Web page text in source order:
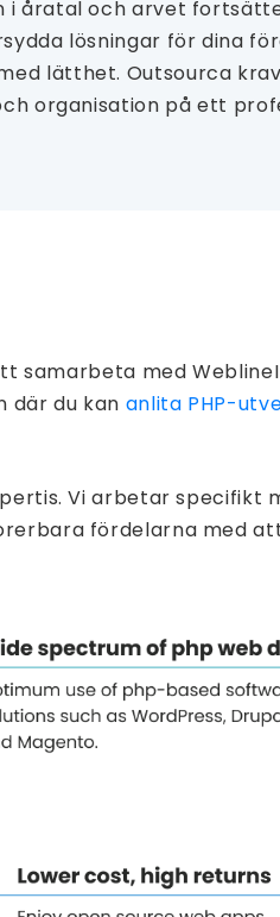
i åratal och arvet
lösningar för dina
lätthet. Outsourca
organisation på ett
samarbeta med
där du kan anlita PHP-
Vi arbetar specifikt
fördelarna med